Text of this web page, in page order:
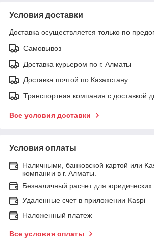
Условия доставки
Доставка осуществляется только по
Самовывоз
Доставка курьером по г. Алматы
Доставка почтой по Казахстану
Транспортная компания с доставкой
Все условия доставки
Условия оплаты
Наличными, банковской картой или
компании в г. Алматы.
Безналичный расчет для юридических
Удаленные счет в приложении Kaspi
Наложенный платеж
Все условия оплаты